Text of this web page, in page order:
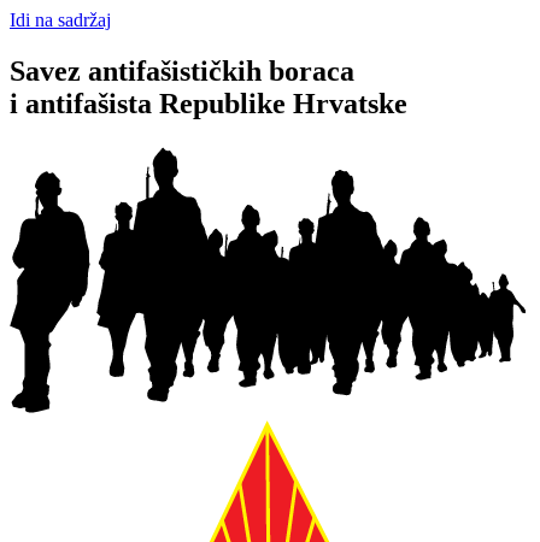
Idi na sadržaj
Savez antifašističkih boraca
i antifašista Republike Hrvatske